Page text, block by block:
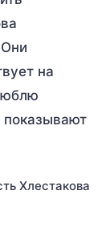
на
показывают
Хлестакова